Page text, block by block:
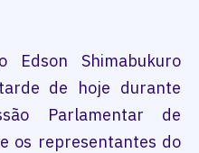
Edson Shimabukuro
de hoje durante
Parlamentar de
os representantes do